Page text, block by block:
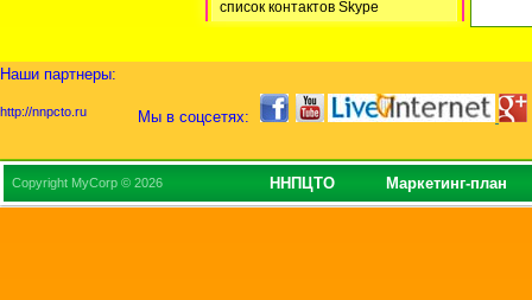
список контактов Skype
Наши партнеры:
Мы в соцсетях:
http://nnpcto.ru
Copyright MyCorp © 2026 ННПЦТО Маркетинг-план